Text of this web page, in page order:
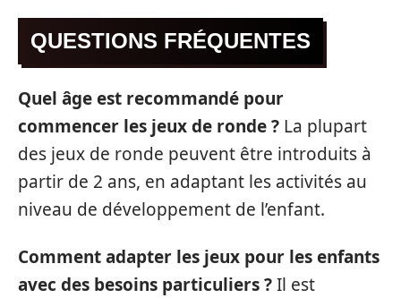
QUESTIONS FRÉQUENTES
Quel âge est recommandé pour
commencer les jeux de ronde ? La plupart
des jeux de ronde peuvent être introduits à
partir de 2 ans, en adaptant les activités au
niveau de développement de l’enfant.
Comment adapter les jeux pour les enfants
avec des besoins particuliers ?Il est